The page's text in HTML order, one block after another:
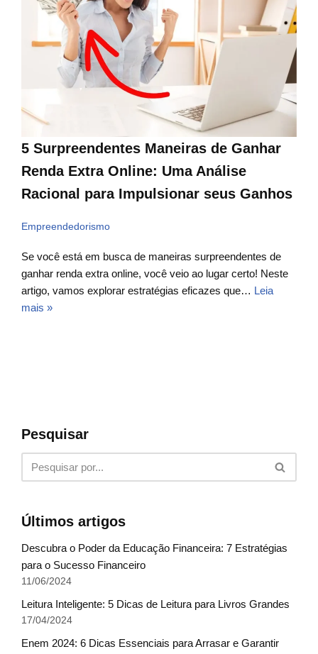
5 Surpreendentes Maneiras de Ganhar
Renda Extra Online: Uma Análise
Racional para Impulsionar seus Ganhos
Empreendedorismo
Se você está em busca de maneiras surpreendentes de
ganhar renda extra online, você veio ao lugar certo! Neste
artigo, vamos explorar estratégias eficazes que… Leia
mais »
Pesquisar
Últimos artigos
Descubra o Poder da Educação Financeira: 7 Estratégias
para o Sucesso Financeiro
11/06/2024
Leitura Inteligente: 5 Dicas de Leitura para Livros Grandes
17/04/2024
Enem 2024: 6 Dicas Essenciais para Arrasar e Garantir